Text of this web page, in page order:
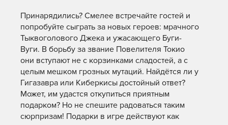
Принарядились? Смелее встречайте гостей и
попробуйте сыграть за новых героев: мрачного
Тыквоголового Джека и ужасающего Буги-
Вуги. В борьбу за звание Повелителя Токио
они вступают не с корзинками сладостей, а с
целым мешком грозных мутаций. Найдётся ли у
Гигазавра или Киберкисы достойный ответ?
Может, им удастся откупиться приятным
подарком? Но не спешите радоваться таким
сюрпризам! Подарки в игре действуют как